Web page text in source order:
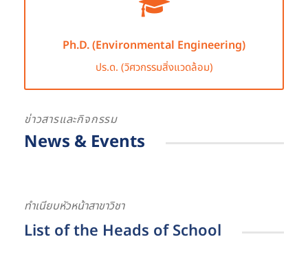
Ph.D. (Environmental Engineering)
ปร.ด. (วิศวกรรมสิ่งแวดล้อม)
ข่าวสารและกิจกรรม
News & Events
ทำเนียบหัวหน้าสาขาวิชา
List of the Heads of School